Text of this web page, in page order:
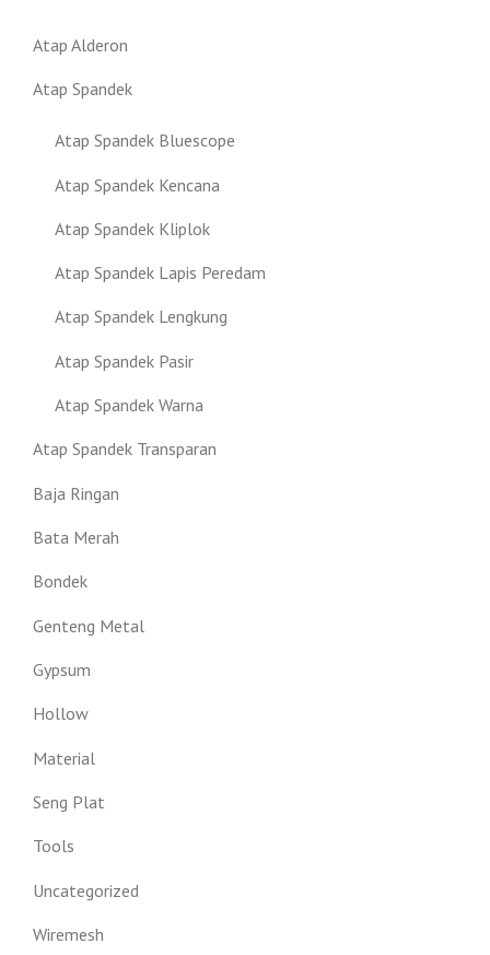
Atap Alderon
Atap Spandek
Atap Spandek Bluescope
Atap Spandek Kencana
Atap Spandek Kliplok
Atap Spandek Lapis Peredam
Atap Spandek Lengkung
Atap Spandek Pasir
Atap Spandek Warna
Atap Spandek Transparan
Baja Ringan
Bata Merah
Bondek
Genteng Metal
Gypsum
Hollow
Material
Seng Plat
Tools
Uncategorized
Wiremesh